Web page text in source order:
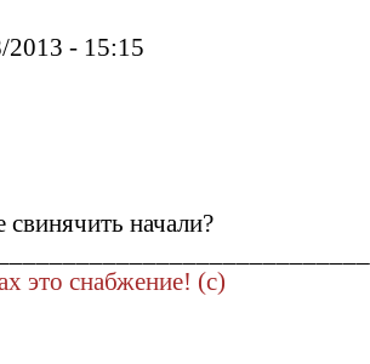
- 15:15
начали?
это снабжение! (c)